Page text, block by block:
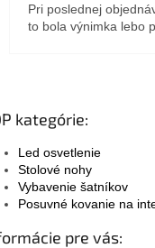
Pri poslednej
to bola výnimka lebo
kategórie:
Led osvetlenie
Stolové nohy
Vybavenie šatníkov
Posuvné kovanie na
pre vás: